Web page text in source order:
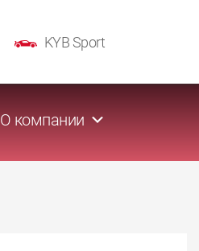
KYB Sport
О компании